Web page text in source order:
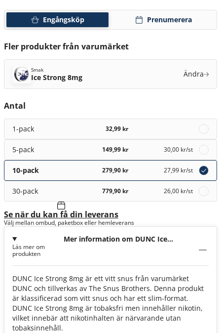
Engångsköp Prenumerera
Fler produkter från varumärket
Smak
Ice Strong 8mg Ändra
Antal
1-pack 32,99 kr
5-pack 149,99 kr 30,00 kr/st
10-pack 279,90 kr 27,99 kr/st
30-pack 779,90 kr 26,00 kr/st
Se när du kan få din leverans
Välj mellan ombud, paketbox eller hemleverans
Mer information om DUNC Ice
Läs mer om
produkten
DUNC Ice Strong 8mg är ett vitt snus från varumärket
DUNC och tillverkas av The Snus Brothers. Denna produkt
är klassificerad som vitt snus och har ett slim-format.
DUNC Ice Strong 8mg är tobaksfri men innehåller nikotin,
vilket innebär att nikotinhalten är närvarande utan
tobaksinnehåll.